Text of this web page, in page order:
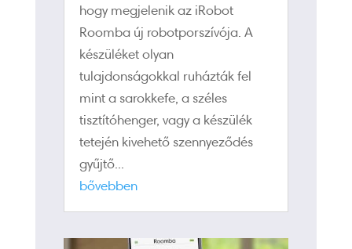
hogy megjelenik az iRobot
Roomba új robotporszívója. A
készüléket olyan
tulajdonságokkal ruházták fel
mint a sarokkefe, a széles
tisztítóhenger, vagy a készülék
tetején kivehető szennyeződés
gyűjtő...
bővebben